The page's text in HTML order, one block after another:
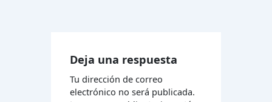
Deja una respuesta
Tu dirección de correo
electrónico no será publicada.